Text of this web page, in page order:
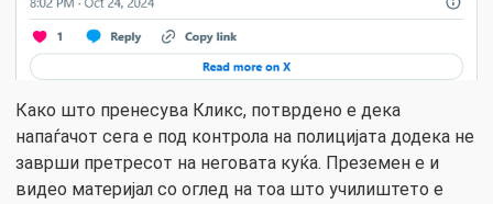
Како што пренесува Кликс, потврдено е дека
напаѓачот сега е под контрола на полицијата додека не
заврши претресот на неговата куќа. Преземен е и
видео материјал со оглед на тоа што училиштето е